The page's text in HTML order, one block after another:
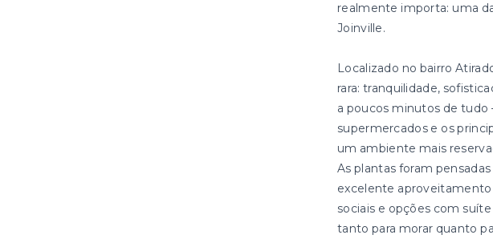
realmente importa: uma
Joinville.
Localizado no bairro
rara: tranquilidade,
a poucos minutos de tudo
supermercados e os
um ambiente mais
As plantas foram
excelente
sociais e opções com
tanto para morar quanto